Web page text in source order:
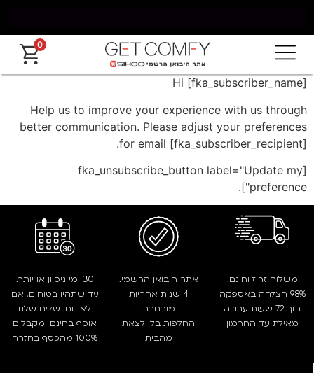
משלוח חינם מאילת עד החרמון עד 5 ימי עסקים
0
Hi [fka_subscriber_name]
Help us to improve your experience with us through
better communication. Please adjust your preferences
for email [fka_subscriber_recipient].
[fka_unsubscribe_button label="Update my
preference"].
משלוח זריז וחינם.
98% הצלחה באספקה
תוך 72 שעות עבודה
מאילת עד החרמון
אתר היבואן הרשמי.
4 שנות אחריות
מורחבת
החלפות בלי לצאת
מהבית
30 ימי ניסיון או יותר.
עד שתהיו בטוחים, אם
לא נוח: שליח שלנו
אוסף בחינם ומקבלים
100% מהכסף בחזרה